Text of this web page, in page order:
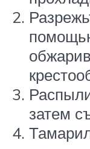
затем